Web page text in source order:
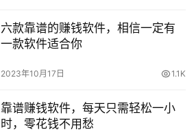
六款靠谱的赚钱软件，相信一定有
一款软件适合你
2023年10月17日 1.1K
靠谱赚钱软件，每天只需轻松一小
时，零花钱不用愁